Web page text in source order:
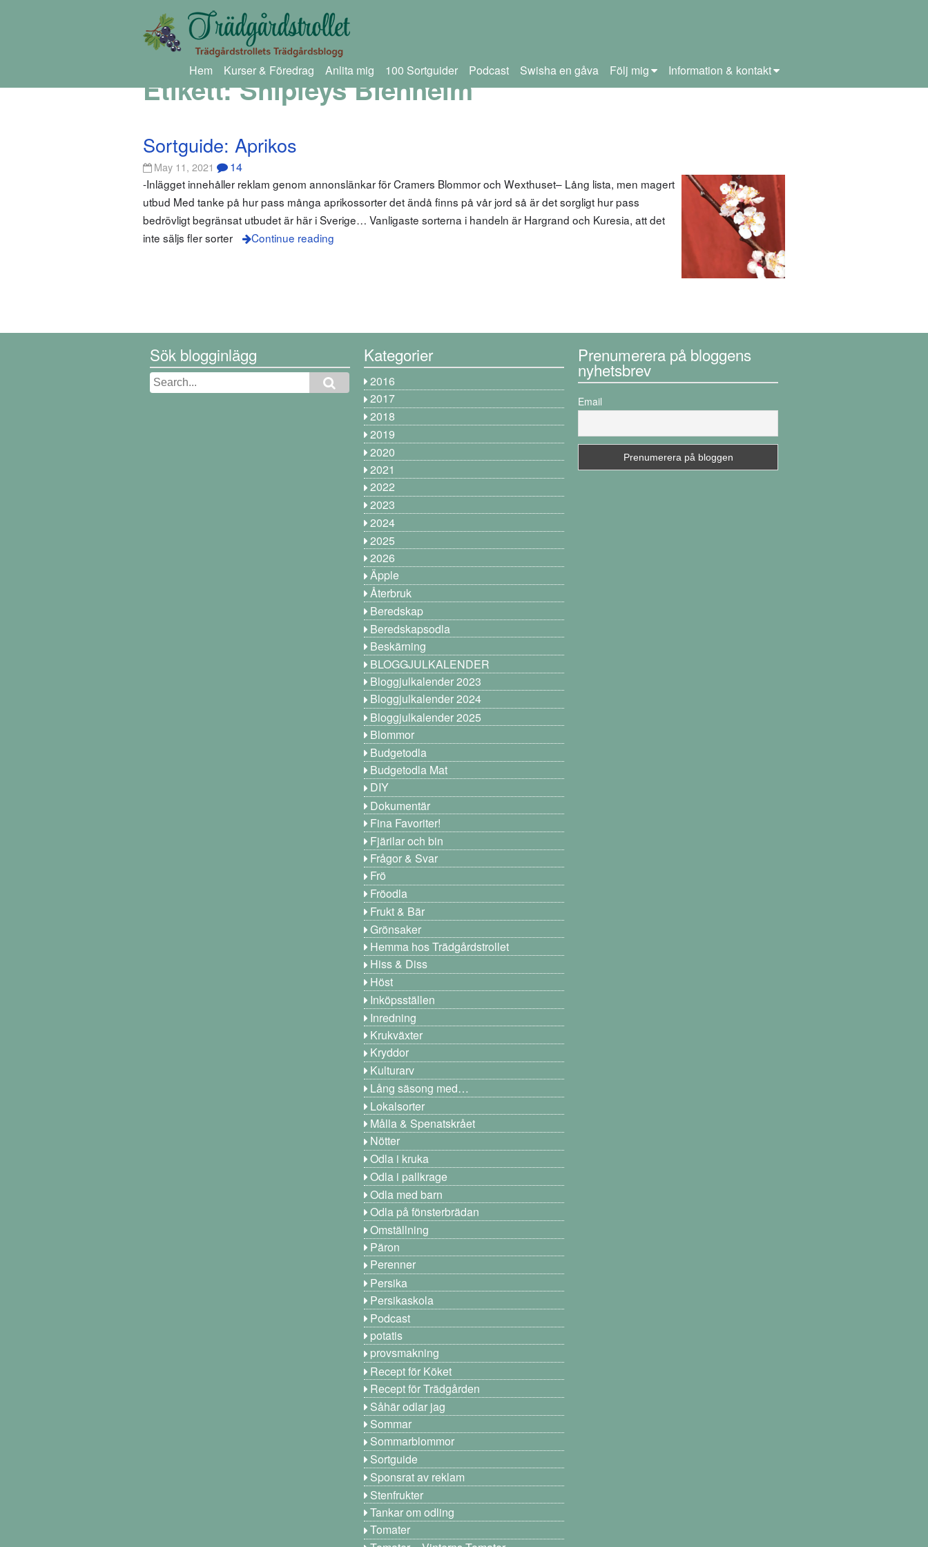
Hem Kurser & Föredrag Anlita mig 100 Sortguider Podcast Swisha en gåva Följ mig Information & kontakt
Etikett:Shipleys Blenheim
Sortguide: Aprikos
May 11, 2021 14
-Inlägget innehåller reklam genom annonslänkar för Cramers Blommor och Wexthuset– Lång lista, men magert
utbud Med tanke på hur pass många aprikossorter det ändå finns på vår jord så är det sorgligt hur pass
bedrövligt begränsat utbudet är här i Sverige… Vanligaste sorterna i handeln är Hargrand och Kuresia, att det
inte säljs fler sorter
Continue reading
Sök blogginlägg Kategorier
2016
2017
2018
2019
2020
2021
2022
2023
2024
2025
2026
Äpple
Återbruk
Beredskap
Beredskapsodla
Beskärning
BLOGGJULKALENDER
Bloggjulkalender 2023
Bloggjulkalender 2024
Bloggjulkalender 2025
Blommor
Budgetodla
Budgetodla Mat
DIY
Dokumentär
Fina Favoriter!
Fjärilar och bin
Frågor & Svar
Frö
Fröodla
Frukt & Bär
Grönsaker
Hemma hos Trädgårdstrollet
Hiss & Diss
Höst
Inköpsställen
Inredning
Krukväxter
Kryddor
Kulturarv
Lång säsong med…
Lokalsorter
Målla & Spenatskrået
Nötter
Odla i kruka
Odla i pallkrage
Odla med barn
Odla på fönsterbrädan
Omställning
Päron
Perenner
Persika
Persikaskola
Podcast
potatis
provsmakning
Recept för Köket
Recept för Trädgården
Såhär odlar jag
Sommar
Sommarblommor
Sortguide
Sponsrat av reklam
Stenfrukter
Tankar om odling
Tomater
Prenumerera på bloggens
nyhetsbrev
Email